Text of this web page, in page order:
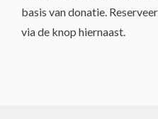
basis van donatie.
via de knop hiernaast.